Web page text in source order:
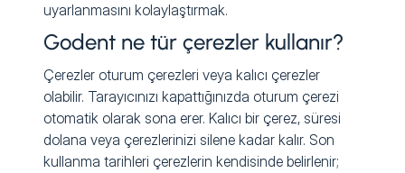
uyarlanmasını kolaylaştırmak.
Godent ne tür çerezler kullanır?
Çerezler oturum çerezleri veya kalıcı çerezler
olabilir. Tarayıcınızı kapattığınızda oturum çerezi
otomatik olarak sona erer. Kalıcı bir çerez, süresi
dolana veya çerezlerinizi silene kadar kalır. Son
kullanma tarihleri çerezlerin kendisinde belirlenir;